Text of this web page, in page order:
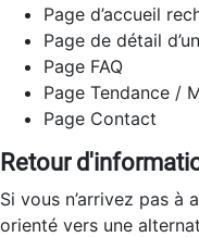
Page d’accueil
Page de détail
Page FAQ
Page Tendance /
Page Contact
Retour
Si vous n’arrivez pas
orienté vers une